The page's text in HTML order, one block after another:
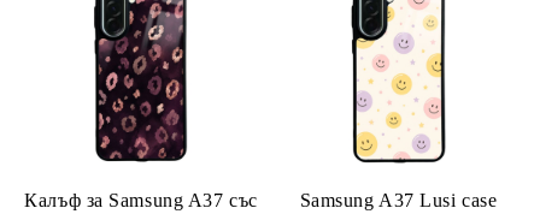
Калъф за Samsung A37 със
Samsung A37 Lusi case